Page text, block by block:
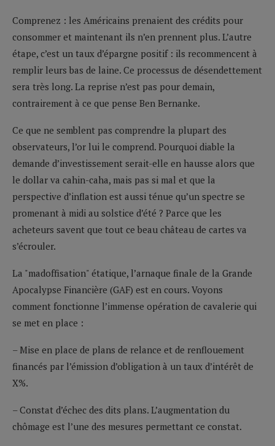
Comprenez : les Américains prenaient des crédits pour
consommer et maintenant ils n’en prennent plus. L’autre
étape, c’est un taux d’épargne positif : ils recommencent à
remplir leurs bas de laine. Ce processus de désendettement
sera très long. La reprise n’est pas pour demain,
contrairement à ce que pense Ben Bernanke.
Ce que ne semblent pas comprendre la plupart des
observateurs, l’or lui le comprend. Pourquoi diable la
demande d’investissement serait-elle en hausse alors que
le dollar va cahin-caha, mais pas si mal et que la
perspective d’inflation est aussi ténue qu’un spectre se
promenant à midi au solstice d’été ? Parce que les
acheteurs savent que tout ce beau château de cartes va
s’écrouler.
La "madoffisation" étatique, l’arnaque finale de la Grande
Apocalypse Financière (GAF) est en cours. Voyons
comment fonctionne l’immense opération de cavalerie qui
se met en place :
– Mise en place de plans de relance et de renflouement
financés par l’émission d’obligation à un taux d’intérêt de
X%.
– Constat d’échec des dits plans. L’augmentation du
chômage est l’une des mesures permettant ce constat.